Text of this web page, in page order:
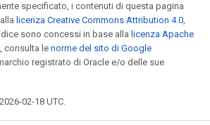
specificato, i contenuti di questa pagina
licenza Creative Commons Attribution 4.0,
sono concessi in base alla licenza Apache
consulta lenorme del sito di Google
registrato di Oracle e/o delle sue
02-18 UTC.